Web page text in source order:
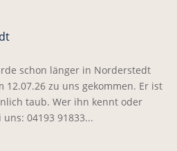
schon länger in Norderstedt
zu uns gekommen. Er ist
taub. Wer ihn kennt oder
04193 91833...